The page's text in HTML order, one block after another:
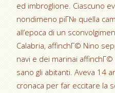
ed imbroglione. Ciascuno
nondimeno piГ№ quella
all’epoca di un
Calabria, affinchГ© Nino
navi e dei marinai
sano gli abitanti. Aveva 14
cronaca per far eccitare la